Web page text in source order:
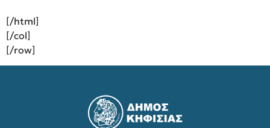
[/html]
[/col]
[/row]